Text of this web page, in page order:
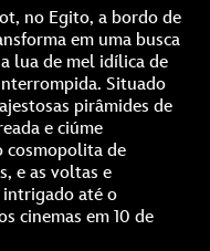
no Egito, a bordo de
em uma busca
lua de mel idílica de
Situado
pirâmides de
e ciúme
cosmopolita de
e as voltas e
até o
cinemas em 10 de